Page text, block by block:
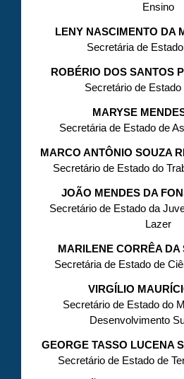
Ensino
LENY NASCIMENTO DA
Secretária de
ROBÉRIO DOS SANTOS
Secretário de Estado
MARYSE
Secretária de Estado de
MARCO ANTÔNIO SOUZA
Secretário de Estado do
JOÃO MENDES DA
Secretário de Estado da
Lazer
MARILENE CORRÊA DA
Secretária de Estado de
VIRGÍLIO
Secretário de Estado do
Desenvolvimento
GEORGE TASSO LUCENA
Secretário de Estado de